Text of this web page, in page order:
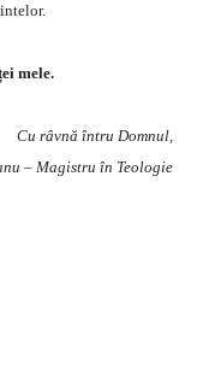
mele.
Cu râvnă întru Domnul,
– Magistru în Teologie